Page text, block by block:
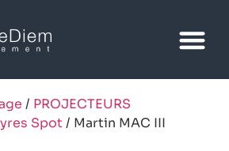
/ PROJECTEURS
Spot / Martin MAC III